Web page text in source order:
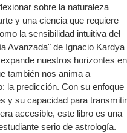
sobre la naturaleza
y una ciencia que requiere
la sensibilidad intuitiva del
Avanzada" de Ignacio Kardya
nuestros horizontes en
también nos anima a
la predicción. Con su enfoque
y su capacidad para transmitir
accesible, este libro es una
serio de astrología.